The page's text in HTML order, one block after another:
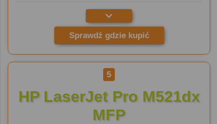
Sprawdź gdzie kupić
5
HP LaserJet Pro M521dx
MFP